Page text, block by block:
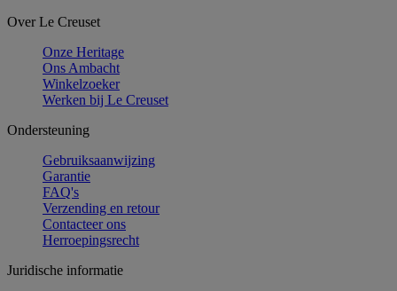
Over Le Creuset
Onze Heritage
Ons Ambacht
Winkelzoeker
Werken bij Le Creuset
Ondersteuning
Gebruiksaanwijzing
Garantie
FAQ's
Verzending en retour
Contacteer ons
Herroepingsrecht
Juridische informatie